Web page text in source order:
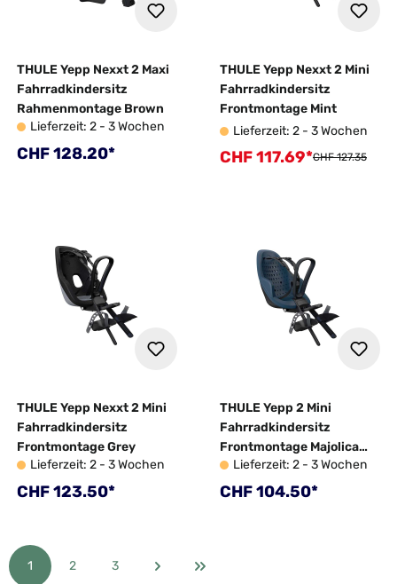
THULE Yepp Nexxt 2 Maxi
Fahrradkindersitz
Rahmenmontage Brown
Lieferzeit: 2 - 3 Wochen
Regulärer Preis:
CHF 128.20*
THULE Yepp Nexxt 2 Mini
Fahrradkindersitz
Frontmontage Mint
Lieferzeit: 2 - 3 Wochen
Verkaufspreis:
CHF 117.69*Regulärer Preis:
CHF 127.35
THULE Yepp Nexxt 2 Mini
Fahrradkindersitz
Frontmontage Grey
Lieferzeit: 2 - 3 Wochen
Regulärer Preis:
CHF 123.50*
THULE Yepp 2 Mini
Fahrradkindersitz
Frontmontage Majolica
BlueLieferzeit: 2 - 3 Wochen
Regulärer Preis:
CHF 104.50*
Seite
1 Seite
2 Seite
3